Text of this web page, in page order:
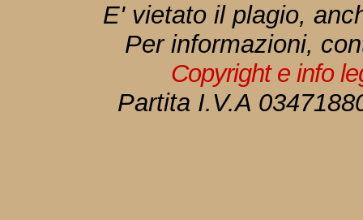
E' vietato il plagio,
Per informazioni,
Copyright e info
Partita I.V.A